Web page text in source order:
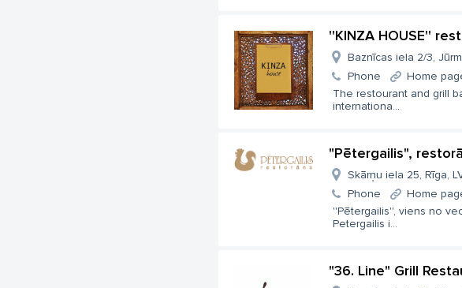
''KINZA HOUSE''
Baznīcas iela 2/3,
Phone
Home
The restourant and grill
internationa...
"Pētergailis",
Skārņu iela 25, Rīga,
Phone
Home
''Pētergailis'', viens no
Petergailis i...
"36. Line" Grill